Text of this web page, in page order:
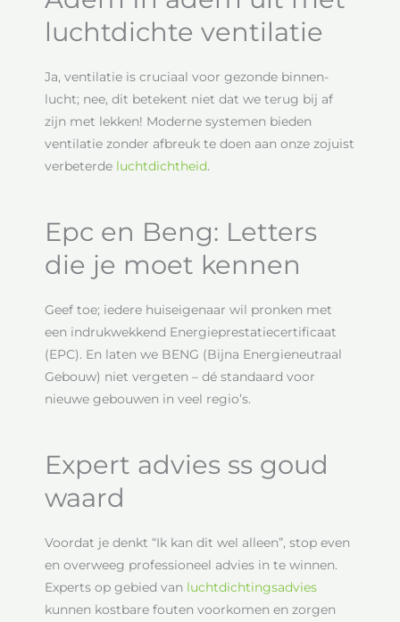
luchtdichte ventilatie
Ja, ventilatie is cruciaal voor gezonde binnen-
lucht; nee, dit betekent niet dat we terug bij af
zijn met lekken! Moderne systemen bieden
ventilatie zonder afbreuk te doen aan onze zojuist
verbeterde luchtdichtheid.
Epc en Beng: Letters
die je moet kennen
Geef toe; iedere huiseigenaar wil pronken met
een indrukwekkend Energieprestatiecertificaat
(EPC). En laten we BENG (Bijna Energieneutraal
Gebouw) niet vergeten – dé standaard voor
nieuwe gebouwen in veel regio’s.
Expert advies ss goud
waard
Voordat je denkt “Ik kan dit wel alleen”, stop even
en overweeg professioneel advies in te winnen.
Experts op gebied van luchtdichtingsadvies
kunnen kostbare fouten voorkomen en zorgen